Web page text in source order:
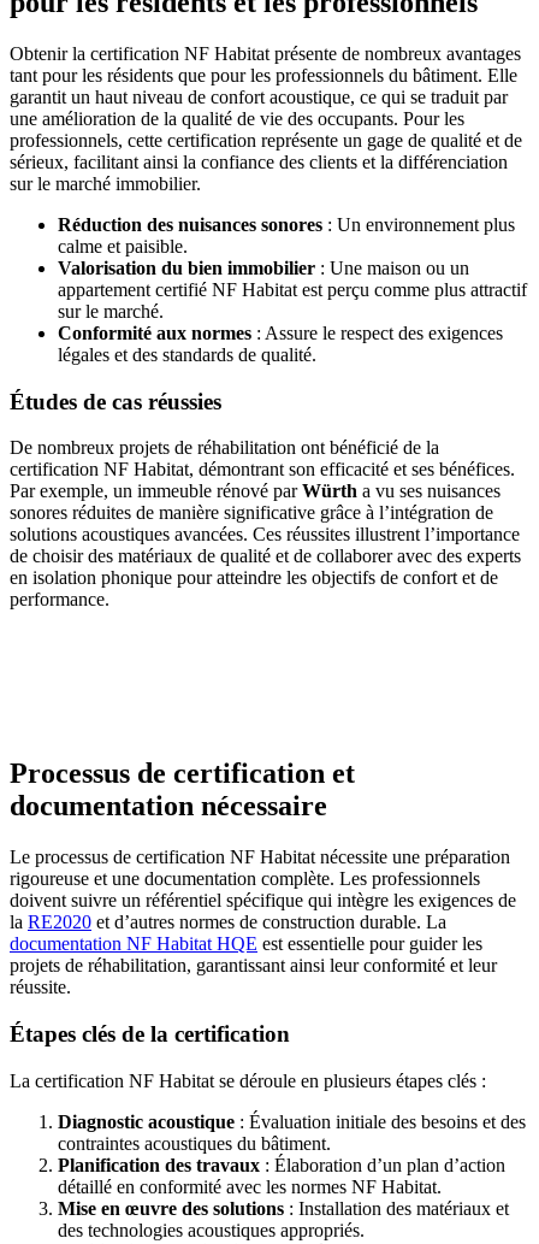
Obtenir la certification NF Habitat présente de nombreux avantages
tant pour les résidents que pour les professionnels du bâtiment. Elle
garantit un haut niveau de confort acoustique, ce qui se traduit par
une amélioration de la qualité de vie des occupants. Pour les
professionnels, cette certification représente un gage de qualité et de
sérieux, facilitant ainsi la confiance des clients et la différenciation
sur le marché immobilier.
Réduction des nuisances sonores : Un environnement plus
calme et paisible.
Valorisation du bien immobilier : Une maison ou un
appartement certifié NF Habitat est perçu comme plus attractif
sur le marché.
Conformité aux normes : Assure le respect des exigences
légales et des standards de qualité.
Études de cas réussies
De nombreux projets de réhabilitation ont bénéficié de la
certification NF Habitat, démontrant son efficacité et ses bénéfices.
Par exemple, un immeuble rénové parWürth a vu ses nuisances
sonores réduites de manière significative grâce à l’intégration de
solutions acoustiques avancées. Ces réussites illustrent l’importance
de choisir des matériaux de qualité et de collaborer avec des experts
en isolation phonique pour atteindre les objectifs de confort et de
performance.
Processus de certification et
documentation nécessaire
Le processus de certification NF Habitat nécessite une préparation
rigoureuse et une documentation complète. Les professionnels
doivent suivre un référentiel spécifique qui intègre les exigences de
la RE2020 et d’autres normes de construction durable. La
documentation NF Habitat HQE est essentielle pour guider les
projets de réhabilitation, garantissant ainsi leur conformité et leur
réussite.
Étapes clés de la certification
La certification NF Habitat se déroule en plusieurs étapes clés :
Diagnostic acoustique : Évaluation initiale des besoins et des
contraintes acoustiques du bâtiment.
Planification des travaux : Élaboration d’un plan d’action
détaillé en conformité avec les normes NF Habitat.
Mise en œuvre des solutions : Installation des matériaux et
des technologies acoustiques appropriés.